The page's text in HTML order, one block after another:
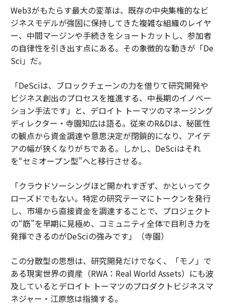
Web3がもたらす最大の変革は、既存の中央集権的なビ
ジネスモデルが強固に保持してきた複雑な組織のレイヤ
ー、中間マージンや手続きをショートカットし、参加者
の自律性を引き出す点にある。その象徴的な動きが「De
Sci」だ。
「DeSciは、ブロックチェーンの力を借りて研究開発や
ビジネス創出のプロセスを推進する、中長期のイノベー
ション手法です」と、デロイト トーマツのマネージング
ディレクター・寺園知広は語る。従来のR&Dは、秘匿性
の観点から資金調達や意思決定が閉鎖的になり、アイデ
アの幅が狭くなりがちである。しかし、DeSciはそれ
を“セミオープン型”へと移行させる。
「クラウドソーシングほど開かれすぎず、かといってク
ローズドでもない。特定の研究テーマにトークンを発行
し、市場から直接資金を調達することで、プロジェクト
の“筋”を早期に見極め、コミュニティ全体で目利き力を
発揮できるのがDeSciの強みです」（寺園）
この分散型の思想は、研究開発だけでなく、「モノ」で
ある現実世界の資産（RWA：Real World Assets）にも波
及しているとデロイト トーマツのプロダクトビジネスマ
ネジャー・江原悠は指摘する。